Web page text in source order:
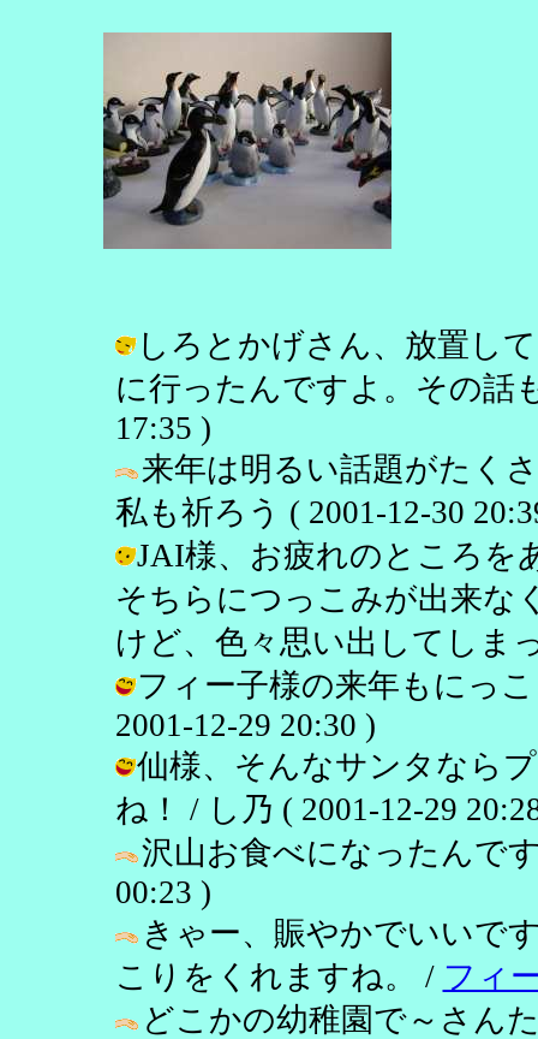
しろとかげさん、放置し
に行ったんですよ。その話
17:35 )
来年は明るい話題がたく
私も祈ろう ( 2001-12-30
JAI様、お疲れのところを
そちらにつっこみが出来な
けど、色々思い出してしま
フィー子様の来年もにっ
2001-12-29 20:30 )
仙様、そんなサンタなら
ね！ / し乃 ( 2001-12-29
沢山お食べになったんで
00:23 )
きゃー、賑やかでいいで
こりをくれますね。 / フィ
どこかの幼稚園で～さん